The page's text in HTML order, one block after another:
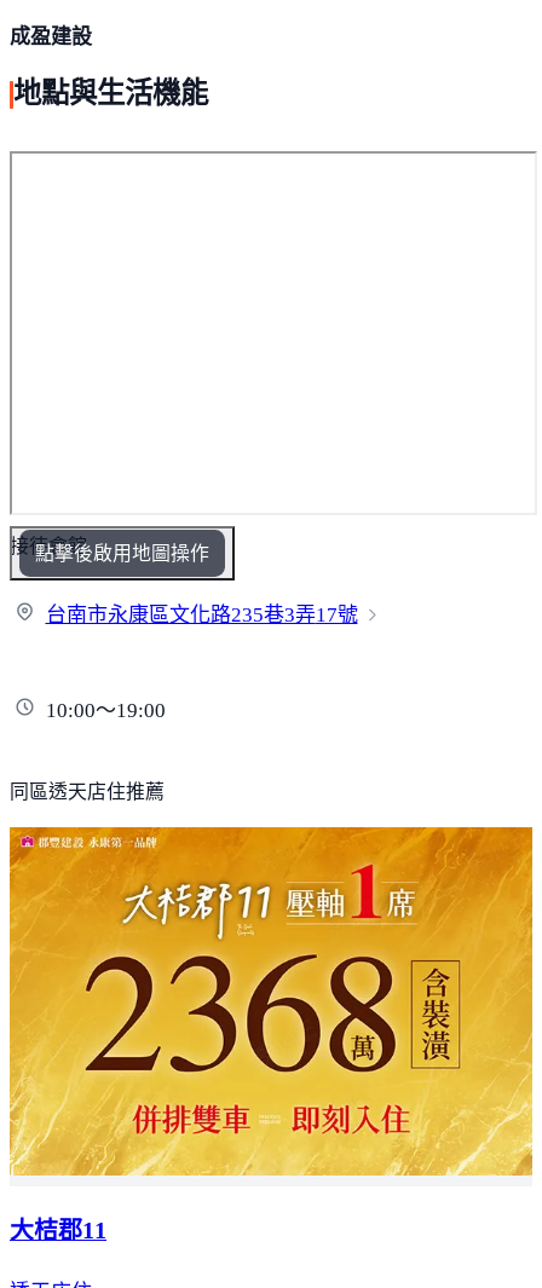
成盈建設
地點與生活機能
點擊後啟用地圖操作
接待會館
台南市永康區文化路235巷3弄17號
10:00～19:00
同區透天店住推薦
大桔郡11